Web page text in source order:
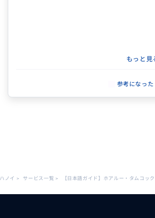
もっと見
参考になった
ハノイ > サービス一覧 > 【日本語ガイド】ホアルー・タムコッ